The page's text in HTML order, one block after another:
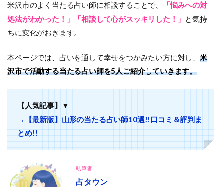
米沢市のよく当たる占い師に相談することで、
「悩みへの対
処法がわかった！」「相談して心がスッキリした！」 と気持
ちに変化がおきます。
本ページでは、占いを通して幸せをつかみたい方に対し、 米
沢市で活動する当たる占い師を5人ご紹介していきます。
【人気記事】▼
→【最新版】山形の当たる占い師10選!!口コミ＆評判ま
とめ!!
執筆者
占タウン